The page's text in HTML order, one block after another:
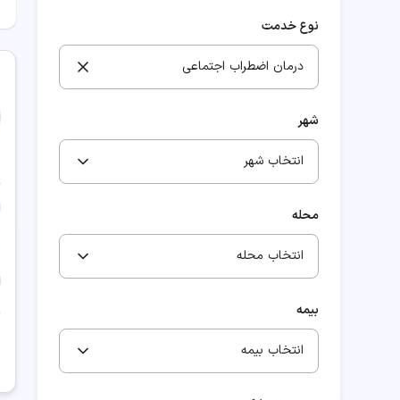
نوع خدمت
درمان اضطراب اجتماعی
شهر
انتخاب شهر
محله
انتخاب محله
بیمه
انتخاب بیمه